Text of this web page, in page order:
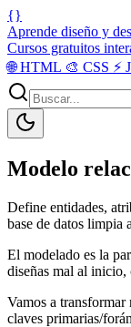
{}
Aprende diseño y
Cursos gratuitos
🌐HTML 🎨 CSS ⚡
Modelo
Define entidades,
base de datos limpia
El modelado es la
diseñas mal al inicio,
Vamos a transformar
claves primarias/